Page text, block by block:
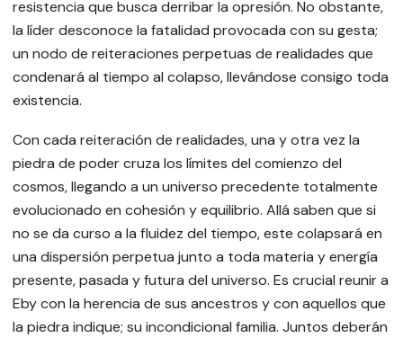
resistencia que busca derribar la opresión. No obstante,
la líder desconoce la fatalidad provocada con su gesta;
un nodo de reiteraciones perpetuas de realidades que
condenará al tiempo al colapso, llevándose consigo toda
existencia.
Con cada reiteración de realidades, una y otra vez la
piedra de poder cruza los límites del comienzo del
cosmos, llegando a un universo precedente totalmente
evolucionado en cohesión y equilibrio. Allá saben que si
no se da curso a la fluidez del tiempo, este colapsará en
una dispersión perpetua junto a toda materia y energía
presente, pasada y futura del universo. Es crucial reunir a
Eby con la herencia de sus ancestros y con aquellos que
la piedra indique; su incondicional familia. Juntos deberán